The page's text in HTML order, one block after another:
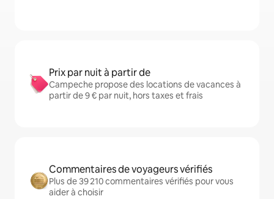
Prix par nuit à partir de
Campeche propose des locations de vacances à
partir de 9 € par nuit, hors taxes et frais
Commentaires de voyageurs vérifiés
Plus de 39 210 commentaires vérifiés pour vous
aider à choisir